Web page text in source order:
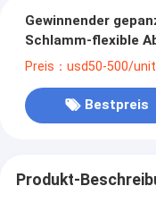
Gewinnender
Schlamm-flexible
Preis：usd50-500/unit
Bestpreis
Produkt-